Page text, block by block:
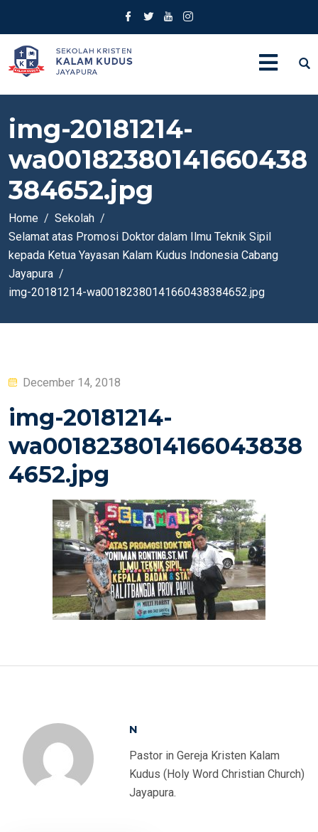
img-20181214-
wa00182380141660438
384652.jpg
Home
Sekolah
Selamat atas Promosi Doktor dalam Ilmu Teknik Sipil
kepada Ketua Yayasan Kalam Kudus Indonesia Cabang
Jayapura
img-20181214-wa00182380141660438384652.jpg
Posted
December 14, 2018
img-20181214-
wa0018238014166043838
4652.jpg
N
Pastor in Gereja Kristen Kalam
Kudus (Holy Word Christian Church)
Jayapura.